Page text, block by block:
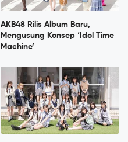
AKB48 Rilis Album Baru,
Mengusung Konsep ‘Idol Time
Machine’